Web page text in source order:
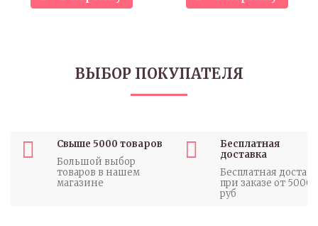
ВЫБОР ПОКУПАТЕЛЯ
Свыше 5000 товаров
Большой выбор
товаров в нашем
магазине
Бесплатная
доставка
Бесплатная
при заказе от 5000
руб